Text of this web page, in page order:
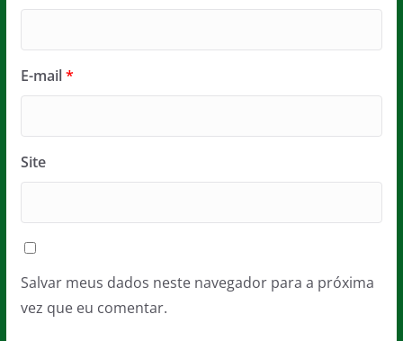
E-mail*
Site
Salvar meus dados neste navegador para a próxima
vez que eu comentar.